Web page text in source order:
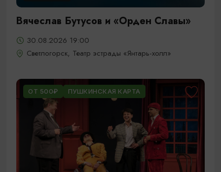
Вячеслав Бутусов и «Орден Славы»
30.08.2026 19:00
Светлогорск, Театр эстрады «Янтарь-холл»
ОТ 500₽ ПУШКИНСКАЯ КАРТА